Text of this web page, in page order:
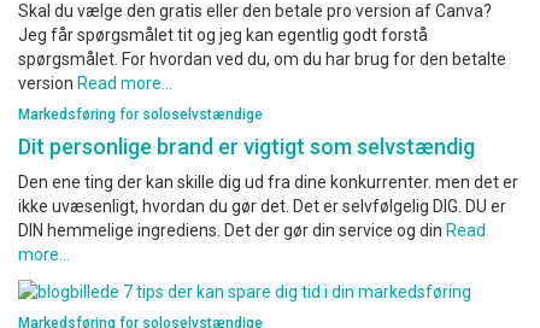
Skal du vælge den gratis eller den betale pro version af Canva?
Jeg får spørgsmålet tit og jeg kan egentlig godt forstå
spørgsmålet. For hvordan ved du, om du har brug for den betalte
version Read more…
Markedsføring for soloselvstændige
Dit personlige brand er vigtigt som selvstændig
Den ene ting der kan skille dig ud fra dine konkurrenter. men det er
ikke uvæsenligt, hvordan du gør det. Det er selvfølgelig DIG. DU er
DIN hemmelige ingrediens. Det der gør din service og din Read
more…
Markedsføring for soloselvstændige